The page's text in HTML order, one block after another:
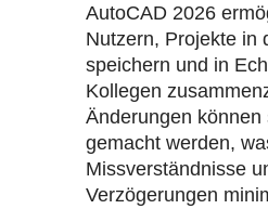
AutoCAD 2026
Nutzern, Projekte in
speichern und in
Kollegen
Änderungen können
gemacht werden,
Missverständnisse
Verzögerungen